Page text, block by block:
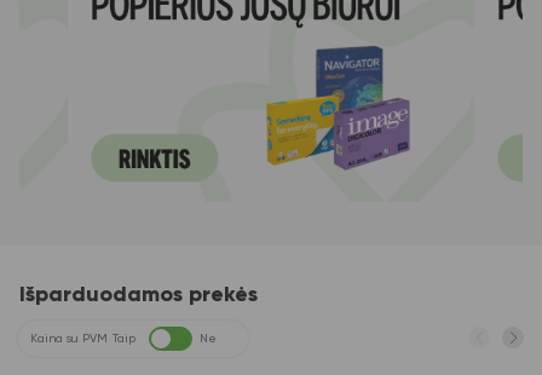
Išparduodamos prekės
Kaina su PVM Taip Ne